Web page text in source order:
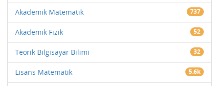
Akademik Matematik 737
Akademik Fizik 52
Teorik Bilgisayar Bilimi 32
Lisans Matematik 5.6k